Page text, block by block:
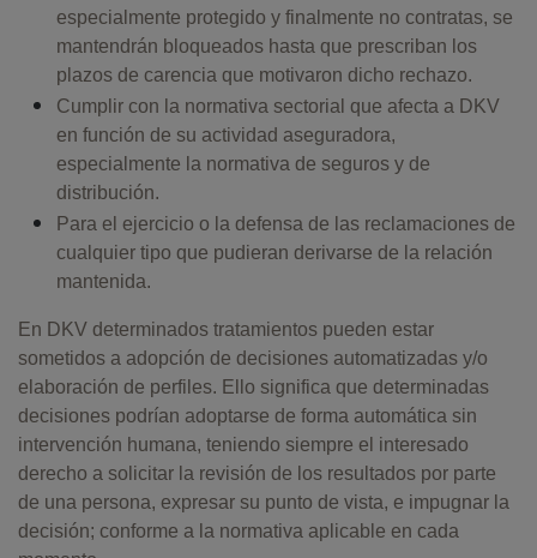
especialmente protegido y finalmente no contratas, se
mantendrán bloqueados hasta que prescriban los
plazos de carencia que motivaron dicho rechazo.
Cumplir con la normativa sectorial que afecta a DKV
en función de su actividad aseguradora,
especialmente la normativa de seguros y de
distribución.
Para el ejercicio o la defensa de las reclamaciones de
cualquier tipo que pudieran derivarse de la relación
mantenida.
En DKV determinados tratamientos pueden estar
sometidos a adopción de decisiones automatizadas y/o
elaboración de perfiles. Ello significa que determinadas
decisiones podrían adoptarse de forma automática sin
intervención humana, teniendo siempre el interesado
derecho a solicitar la revisión de los resultados por parte
de una persona, expresar su punto de vista, e impugnar la
decisión; conforme a la normativa aplicable en cada